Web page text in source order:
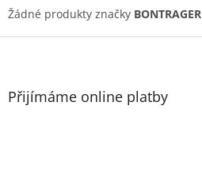
Žádné produkty značky BONTRAGER
Z
Přijímáme online platby